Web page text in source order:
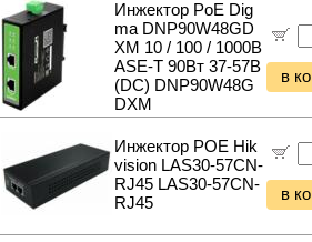
Инжектор PoE Dig
ma DNP90W48GD
XM 10 / 100 / 1000B
ASE-T 90Вт 37-57В
(DC) DNP90W48G
DXM
в
Инжектор POE Hik
vision LAS30-57CN-
RJ45 LAS30-57CN-
RJ45
в